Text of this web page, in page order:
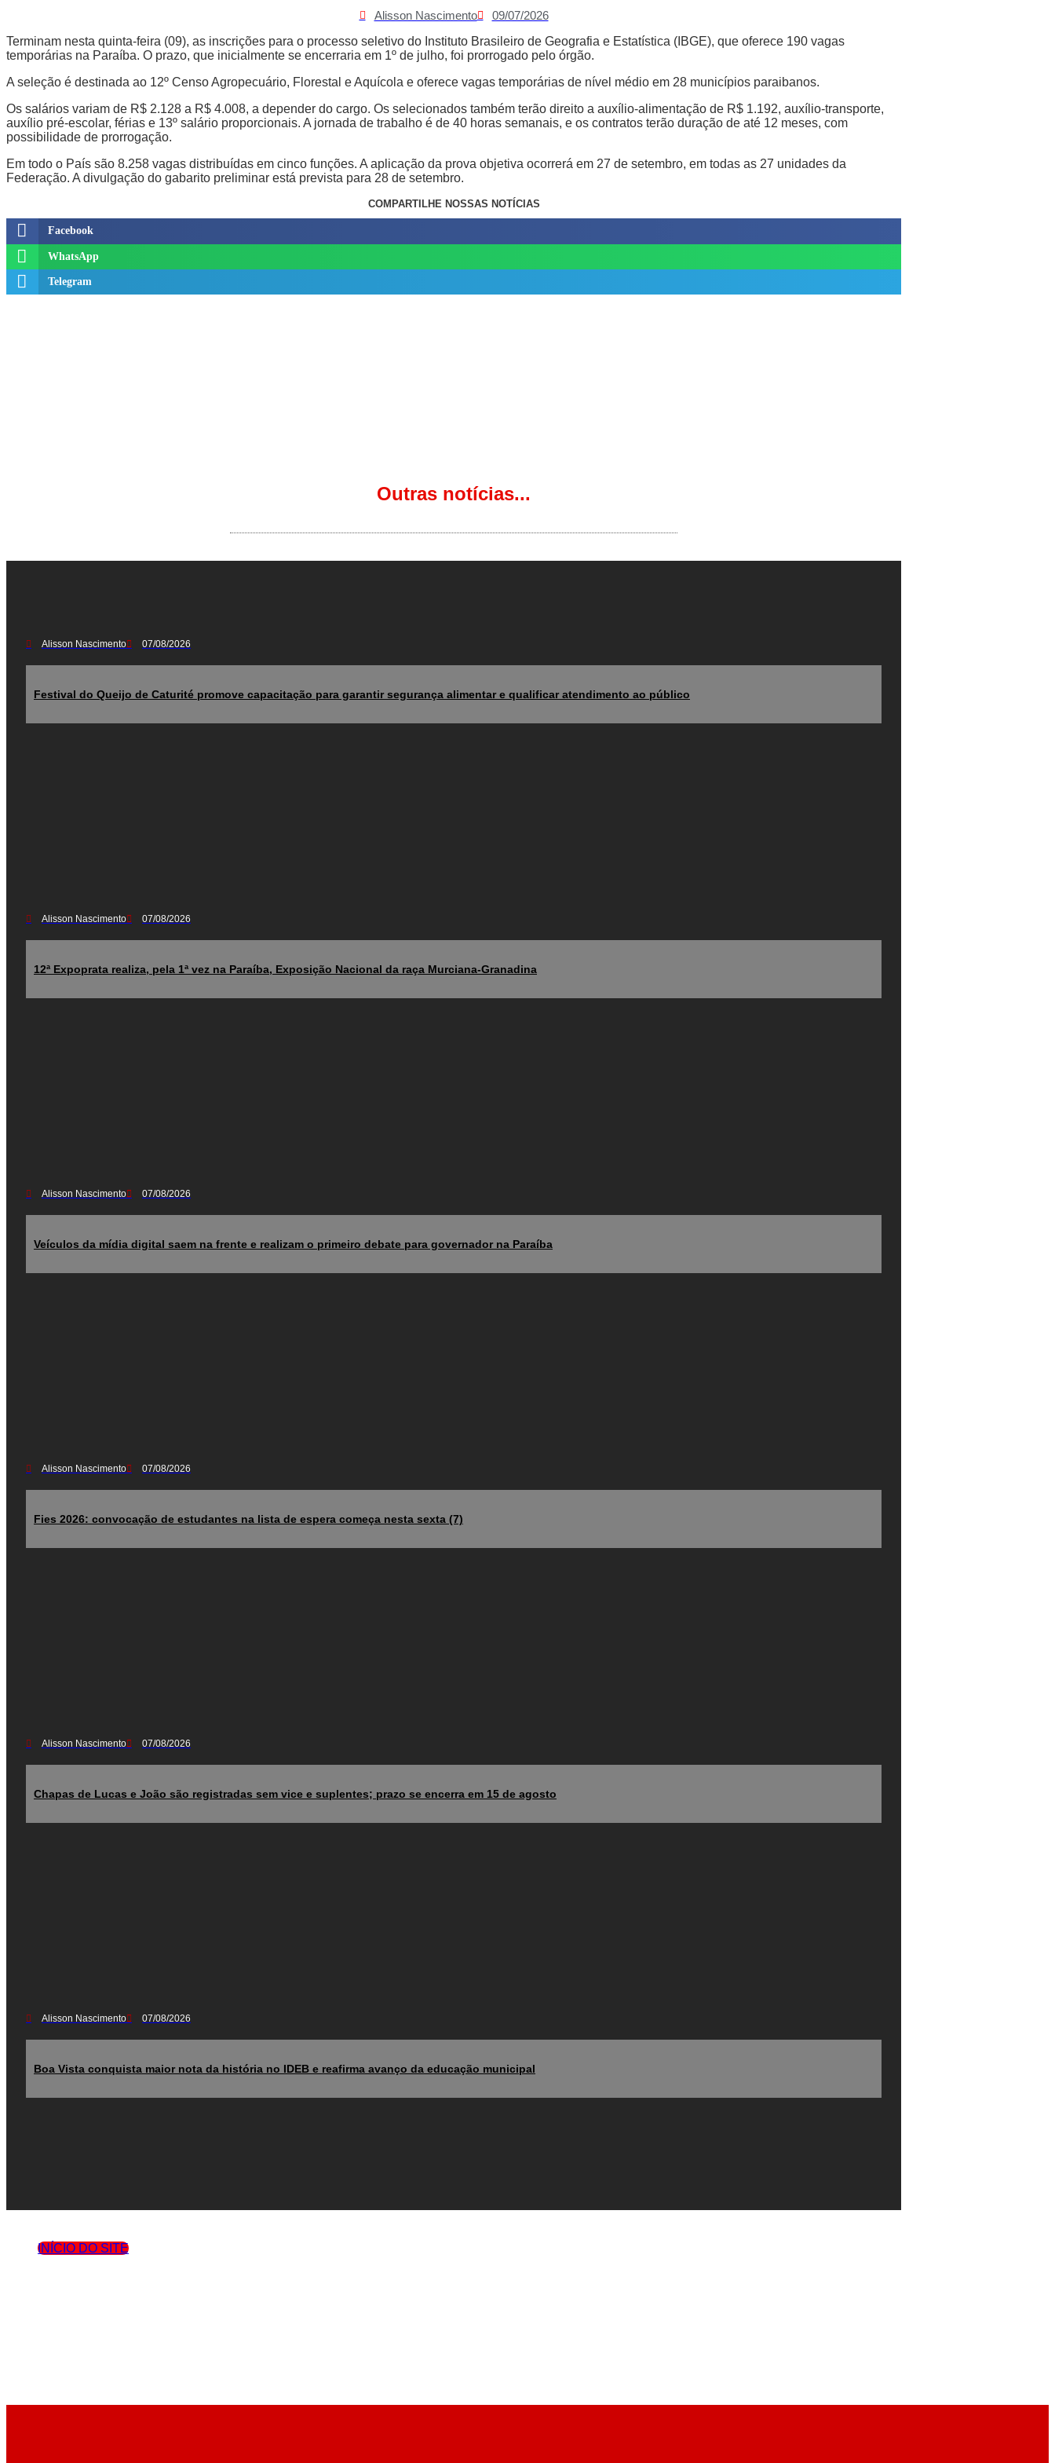
Alisson Nascimento
09/07/2026
Terminam nesta quinta-feira (09), as inscrições para o processo seletivo do Instituto Brasileiro de Geografia e Estatística (IBGE), que oferece 190 vagas
temporárias na Paraíba. O prazo, que inicialmente se encerraria em 1º de julho, foi prorrogado pelo órgão.
A seleção é destinada ao 12º Censo Agropecuário, Florestal e Aquícola e oferece vagas temporárias de nível médio em 28 municípios paraibanos.
Os salários variam de R$ 2.128 a R$ 4.008, a depender do cargo. Os selecionados também terão direito a auxílio-alimentação de R$ 1.192, auxílio-transporte,
auxílio pré-escolar, férias e 13º salário proporcionais. A jornada de trabalho é de 40 horas semanais, e os contratos terão duração de até 12 meses, com
possibilidade de prorrogação.
Em todo o País são 8.258 vagas distribuídas em cinco funções. A aplicação da prova objetiva ocorrerá em 27 de setembro, em todas as 27 unidades da
Federação. A divulgação do gabarito preliminar está prevista para 28 de setembro.
COMPARTILHE NOSSAS NOTÍCIAS
Facebook
WhatsApp
Telegram
Outras notícias...
Alisson Nascimento 07/08/2026
Festival do Queijo de Caturité promove capacitação para garantir segurança alimentar e qualificar atendimento ao público
Alisson Nascimento 07/08/2026
12ª Expoprata realiza, pela 1ª vez na Paraíba, Exposição Nacional da raça Murciana-Granadina
Alisson Nascimento 07/08/2026
Veículos da mídia digital saem na frente e realizam o primeiro debate para governador na Paraíba
Alisson Nascimento 07/08/2026
Fies 2026: convocação de estudantes na lista de espera começa nesta sexta (7)
Alisson Nascimento 07/08/2026
Chapas de Lucas e João são registradas sem vice e suplentes; prazo se encerra em 15 de agosto
Alisson Nascimento 07/08/2026
Boa Vista conquista maior nota da história no IDEB e reafirma avanço da educação municipal
INÍCIO DO SITE